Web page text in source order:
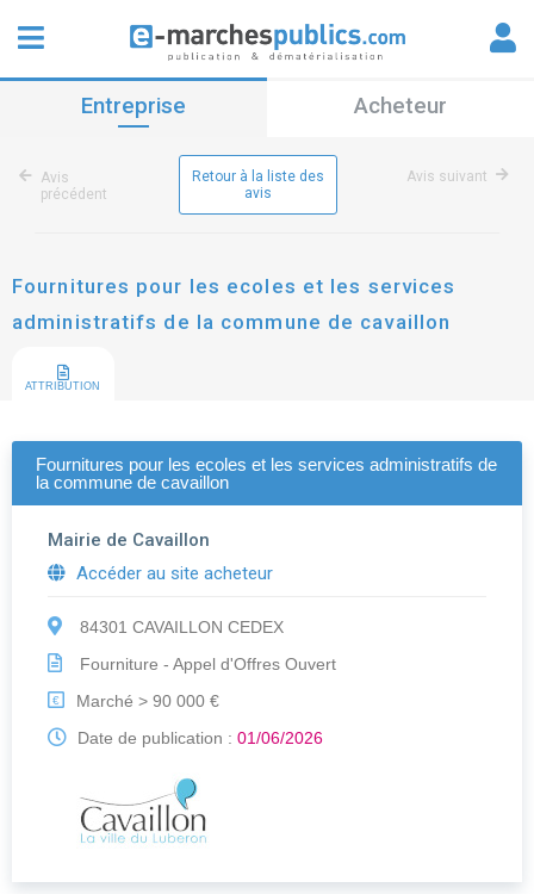
Entreprise Acheteur
Avis
précédent
Retour à la liste des
avis
Avis suivant
Fournitures pour les ecoles et les services
administratifs de la commune de cavaillon
ATTRIBUTION
Fournitures pour les ecoles et les services administratifs de
la commune de cavaillon
Mairie de Cavaillon
Accéder au site acheteur
84301 CAVAILLON CEDEX
Fourniture - Appel d'Offres Ouvert
€
Marché > 90 000 €
Date de publication : 01/06/2026